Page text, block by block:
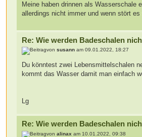
Meine haben drinnen als Wasserschale
allerdings nicht immer und wenn stört
Re: Wie werden Badeschalen
vonsusann am 09.01.2022, 18:27
Du könntest zwei Lebensmittelschalen
kommt das Wasser damit man einfach
Lg
Re: Wie werden Badeschalen
vonalinax am 10.01.2022, 09:38